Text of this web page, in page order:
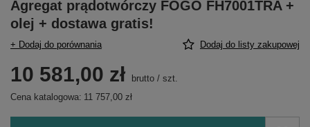
Agregat prądotwórczy FOGO FH7001TRA +
olej + dostawa gratis!
+ Dodaj do porównania Dodaj do listy zakupowej
10 581,00 zł brutto / szt.
Cena katalogowa: 11 757,00 zł